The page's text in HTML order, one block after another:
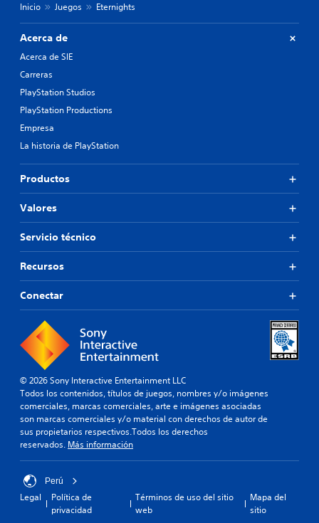
Inicio Juegos Eternights
Acerca de
Acerca de SIE
Carreras
PlayStation Studios
PlayStation Productions
Empresa
La historia de PlayStation
Productos
Valores
Servicio técnico
Recursos
Conectar
© 2026 Sony Interactive Entertainment LLC
Todos los contenidos, títulos de juegos, nombres y/o imágenes
comerciales, marcas comerciales, arte e imágenes asociadas
son marcas comerciales y/o material con derechos de autor de
sus propietarios respectivos.Todos los derechos
reservados. Más información
Perú
Legal
Política de
privacidad
Términos de uso del sitio
web
Mapa del
sitio